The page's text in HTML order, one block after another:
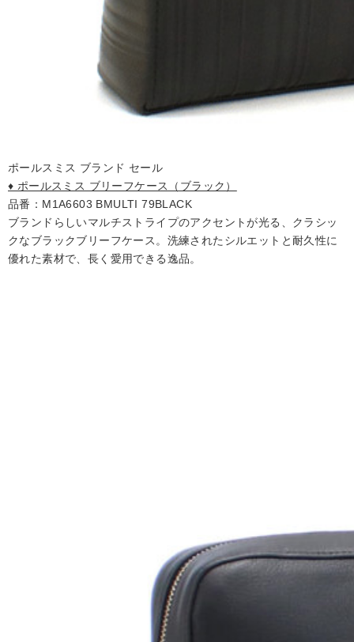
ポールスミス ブランド セール
♦ ポールスミス ブリーフケース（ブラック）
品番：M1A6603 BMULTI 79BLACK
ブランドらしいマルチストライプのアクセントが光る、クラシッ
クなブラックブリーフケース。洗練されたシルエットと耐久性に
優れた素材で、長く愛用できる逸品。